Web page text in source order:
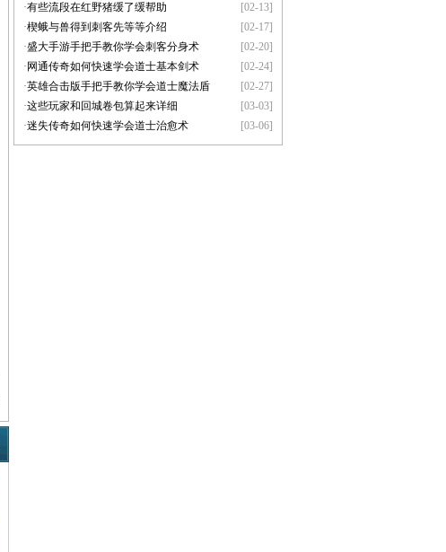
[02-13]
·有些流段在红野猪缓了缓帮助
[02-17]
·楔蛾与兽得到刺客先等等介绍
[02-20]
·盛大手游手把手教你学会刺客分身术
[02-24]
· 网通传奇如何快速学会道士基本剑术
[02-27]
·英雄合击版手把手教你学会道士魔法盾
[03-03]
·这些玩家和回城卷包算起来详细
[03-06]
·迷失传奇如何快速学会道士治愈术